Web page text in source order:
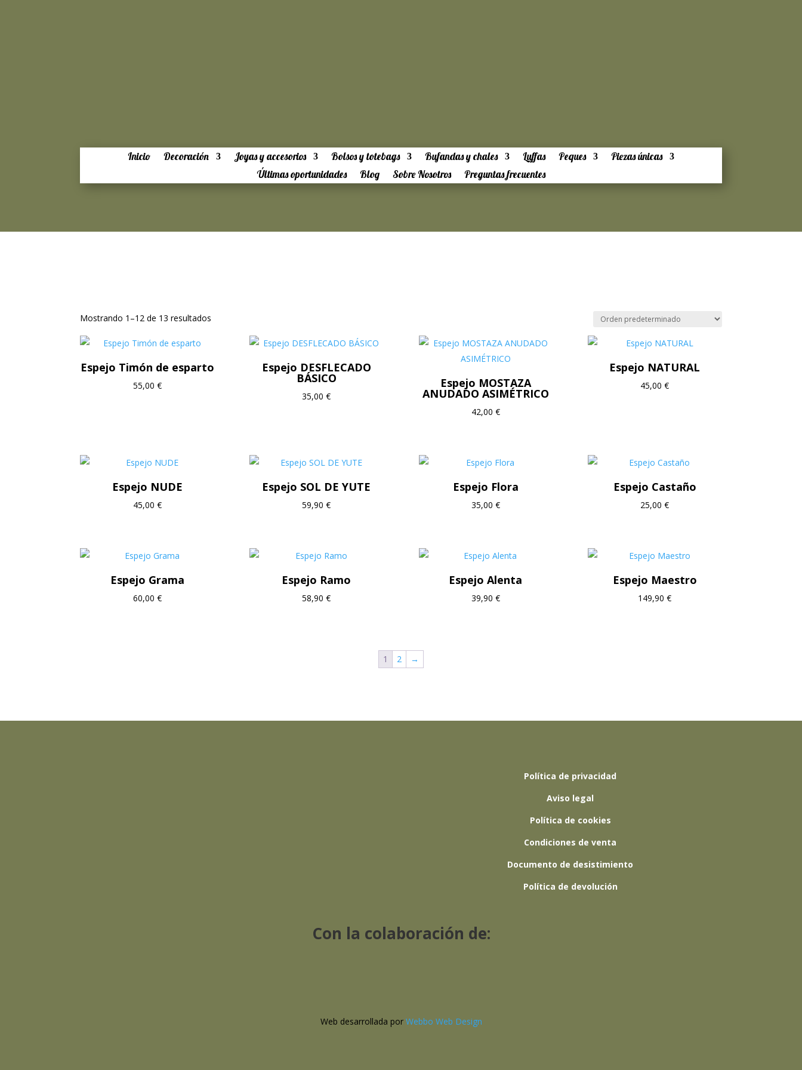
Inicio Decoración Joyas y accesorios Bolsos y totebags Bufandas y chales Luffas Peques
Piezas únicas
Últimas oportunidades
Blog Sobre Nosotros Preguntas frecuentes
Mostrando 1–12 de 13 resultados
Espejo Timón de esparto
55,00 €
Espejo DESFLECADO
BÁSICO
35,00€
Espejo MOSTAZA
ANUDADO ASIMÉTRICO
42,00 €
Espejo NATURAL
45,00€
Espejo NUDE
45,00 €
Espejo SOL DE YUTE
59,90€
Espejo Flora
35,00 €
Espejo Castaño
25,00€
Espejo Grama
60,00 €
Espejo Ramo
58,90€
Espejo Alenta
39,90 €
Espejo Maestro
149,90€
1 2 →
Política de privacidad
Aviso legal
Política de cookies
Condiciones de venta
Documento de desistimiento
Política de devolución
Con la colaboración de:
Web desarrollada por Webbo Web Design